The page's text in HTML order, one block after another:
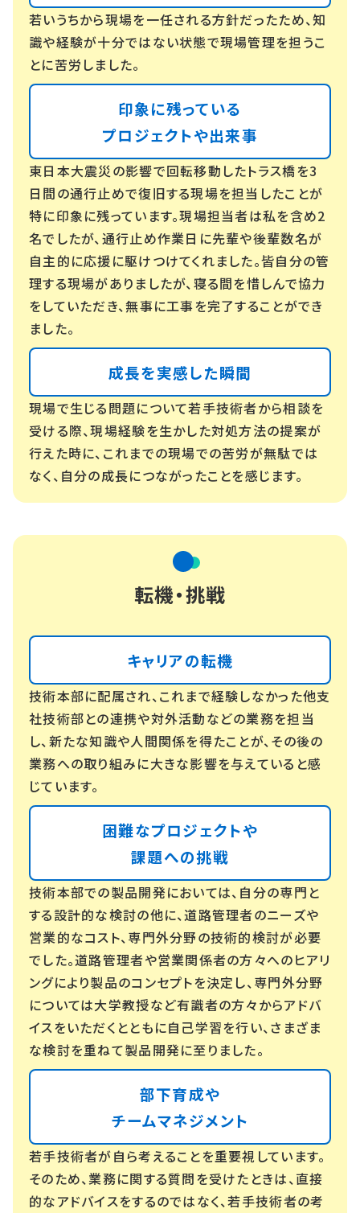
若いうちから現場を一任される方針だったため、知
識や経験が十分ではない状態で現場管理を担うこ
とに苦労しました。
印象に残っている
プロジェクトや出来事
東日本大震災の影響で回転移動したトラス橋を3
日間の通行止めで復旧する現場を担当したことが
特に印象に残っています。現場担当者は私を含め2
名でしたが、通行止め作業日に先輩や後輩数名が
自主的に応援に駆けつけてくれました。皆自分の管
理する現場がありましたが、寝る間を惜しんで協力
をしていただき、無事に工事を完了することができ
ました。
成長を実感した瞬間
現場で生じる問題について若手技術者から相談を
受ける際、現場経験を生かした対処方法の提案が
行えた時に、これまでの現場での苦労が無駄では
なく、自分の成長につながったことを感じます。
転機・挑戦
キャリアの転機
技術本部に配属され、これまで経験しなかった他支
社技術部との連携や対外活動などの業務を担当
し、新たな知識や人間関係を得たことが、その後の
業務への取り組みに大きな影響を与えていると感
じています。
困難なプロジェクトや
課題への挑戦
技術本部での製品開発においては、自分の専門と
する設計的な検討の他に、道路管理者のニーズや
営業的なコスト、専門外分野の技術的検討が必要
でした。道路管理者や営業関係者の方々へのヒアリ
ングにより製品のコンセプトを決定し、専門外分野
については大学教授など有識者の方々からアドバ
イスをいただくとともに自己学習を行い、さまざま
な検討を重ねて製品開発に至りました。
部下育成や
チームマネジメント
若手技術者が自ら考えることを重要視しています。
そのため、業務に関する質問を受けたときは、直接
的なアドバイスをするのではなく、若手技術者の考